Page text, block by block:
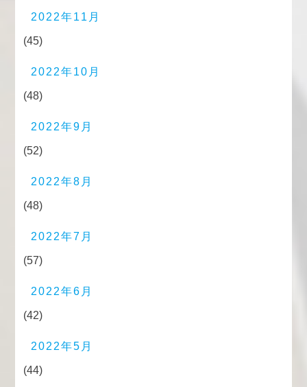
2022年11月
(45)
2022年10月
(48)
2022年9月
(52)
2022年8月
(48)
2022年7月
(57)
2022年6月
(42)
2022年5月
(44)